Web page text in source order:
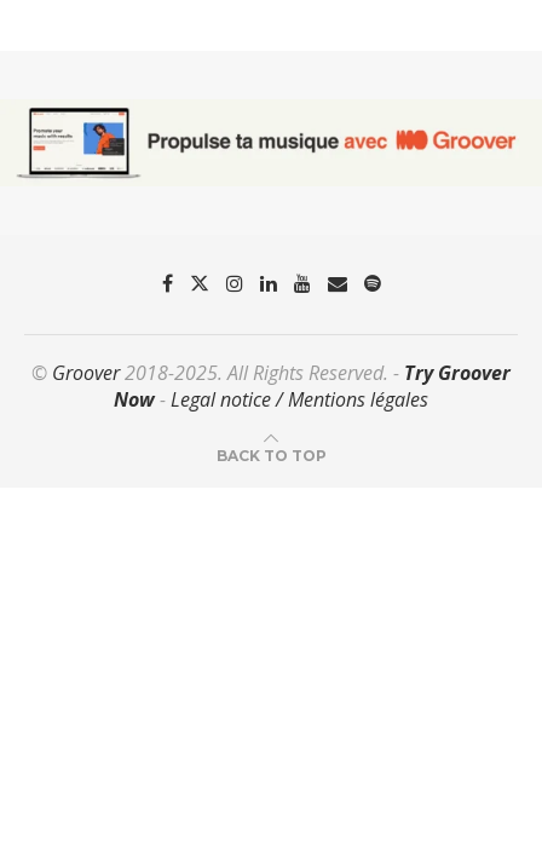
© Groover2018-2025. All Rights Reserved. - Try Groover
Now-Legal notice / Mentions légales
BACK TO TOP